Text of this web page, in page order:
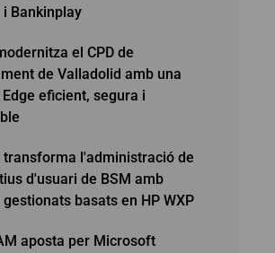
i Bankinplay
el CPD de
de Valladolid amb una
eficient, segura i
transforma l'administració de
d'usuari de BSM amb
basats en HP WXP
aposta per Microsoft